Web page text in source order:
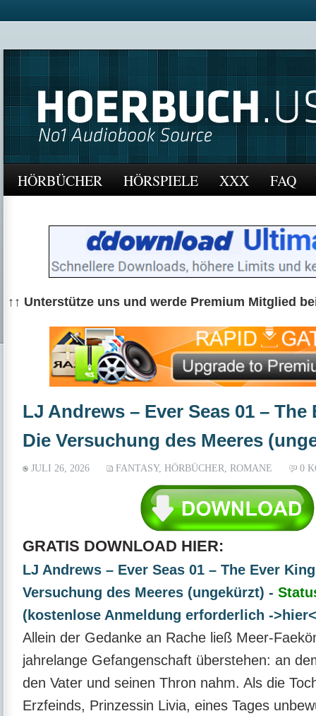
HÖRBÜCHER HÖRSPIELE XXX FAQ
↑↑ Unterstütze uns und werde Premium Mitglied
LJ Andrews – Ever Seas 01 – The
Die Versuchung des Meeres
JULI 26, 2026 FANTASY, HÖRBÜCHER, ROMANE 0
GRATIS DOWNLOAD HIER:
LJ Andrews – Ever Seas 01 – The Ever
Versuchung des Meeres (ungekürzt) -
(kostenlose Anmeldung erforderlich -
Allein der Gedanke an Rache ließ Meer-
jahrelange Gefangenschaft überstehen: an
den Vater und seinen Thron nahm. Als die
Erzfeinds, Prinzessin Livia, eines Tages